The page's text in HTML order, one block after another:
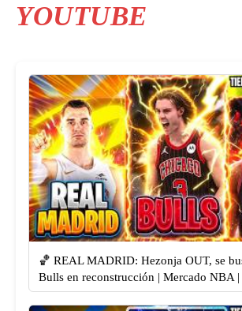
YOUTUBE
🏀 REAL MADRID: Hezonja OUT, se
Bulls en reconstrucción | Mercado NBA